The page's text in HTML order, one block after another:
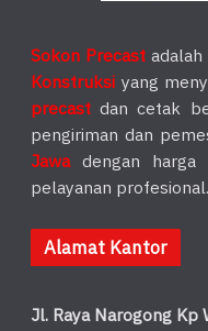
Sokon Precast
Konstruksi yang
precast dan cetak
pengiriman dan
Jawadengan harga
pelayanan profesional.
Alamat Kantor
Jl. Raya Narogong Kp